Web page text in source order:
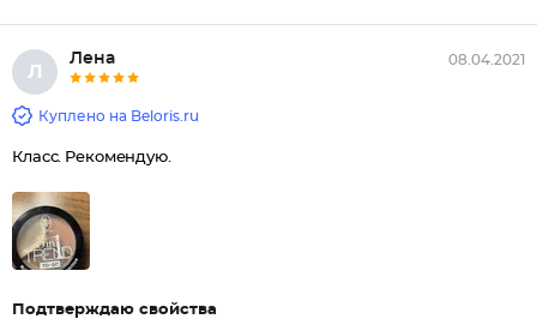
Л
Лена 08.04.2021
Куплено на Beloris.ru
Класс. Рекомендую.
Подтверждаю свойства